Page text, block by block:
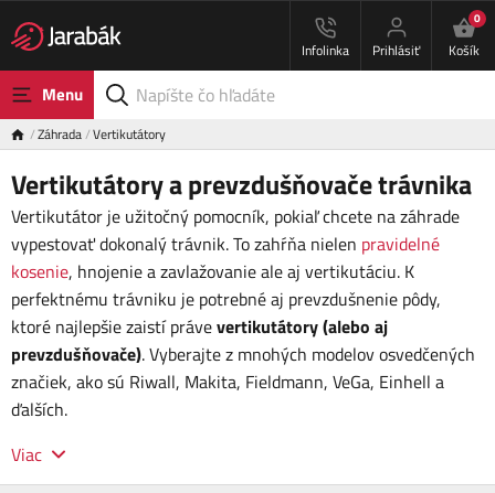
Infolinka Prihlásiť
0
Košík
Menu
Záhrada Vertikutátory
Vertikutátory a prevzdušňovače trávnika
Vertikutátor je užitočný pomocník, pokiaľ chcete na záhrade
vypestovať dokonalý trávnik. To zahŕňa nielen pravidelné
kosenie, hnojenie a zavlažovanie ale aj vertikutáciu. K
perfektnému trávniku je potrebné aj prevzdušnenie pôdy,
ktoré najlepšie zaistí právevertikutátory (alebo aj
prevzdušňovače). Vyberajte z mnohých modelov osvedčených
značiek, ako sú Riwall, Makita, Fieldmann, VeGa, Einhell a
ďalších.
Viac